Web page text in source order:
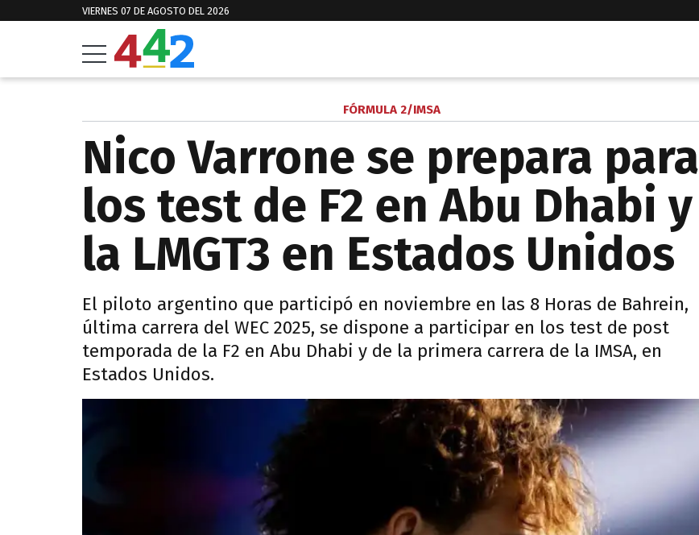
VIERNES 07 DE AGOSTO DEL 2026
FÓRMULA 2/IMSA
Nico Varrone se prepara para
los test de F2 en Abu Dhabi y
la LMGT3 en Estados Unidos
El piloto argentino que participó en noviembre en las 8 Horas de Bahrein,
última carrera del WEC 2025, se dispone a participar en los test de post
temporada de la F2 en Abu Dhabi y de la primera carrera de la IMSA, en
Estados Unidos.